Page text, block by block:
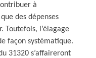
à
des dépenses
Toutefois, l’élagage
façon systématique.
31320 s’affaireront